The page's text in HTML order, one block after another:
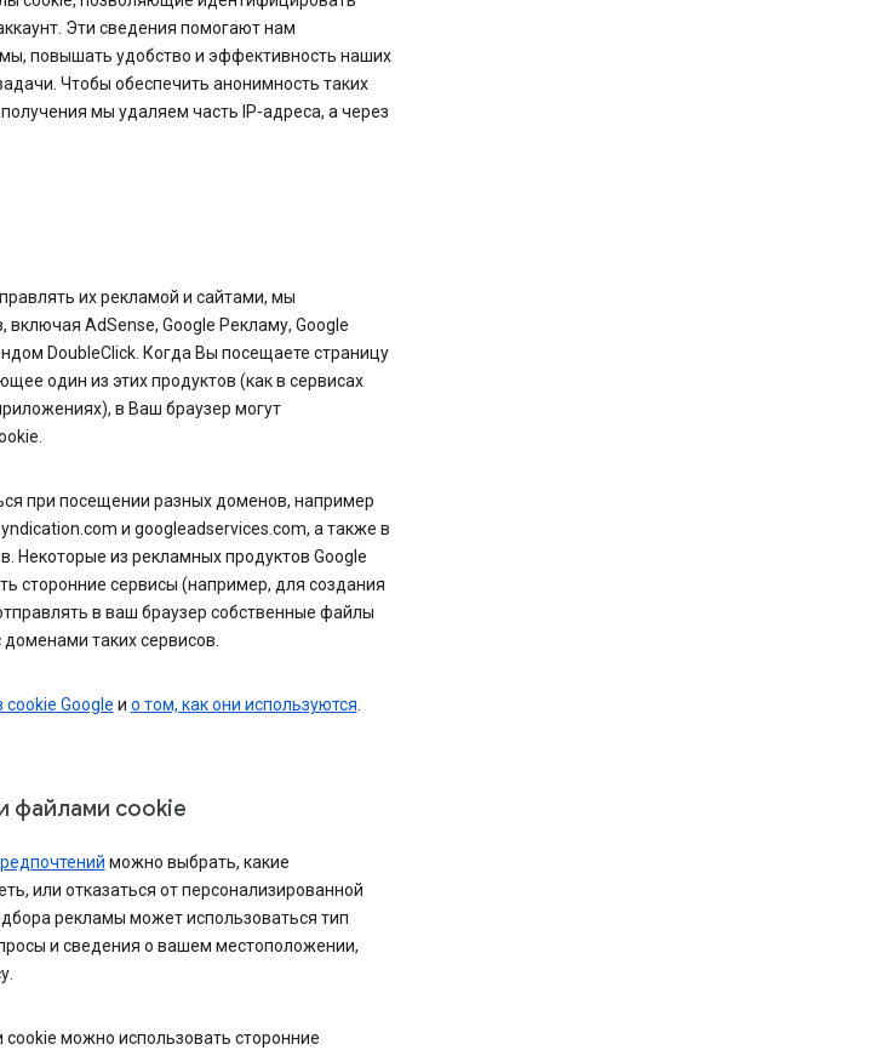
Эти сведения помогают нам
повышать удобство и эффективность наших
Чтобы обеспечить анонимность таких
мы удаляем часть IP-адреса, а через
их рекламой и сайтами, мы
AdSense, Google Рекламу, Google
DoubleClick. Когда Вы посещаете страницу
один из этих продуктов (как в сервисах
в Ваш браузер могут
при посещении разных доменов, например
и googleadservices.com, а также в
Некоторые из рекламных продуктов Google
сторонние сервисы (например, для создания
в ваш браузер собственные файлы
таких сервисов.
Google и о том, как они используются.
файлами cookie
можно выбрать, какие
или отказаться от персонализированной
рекламы может использоваться тип
и сведения о вашем местоположении,
можно использовать сторонние